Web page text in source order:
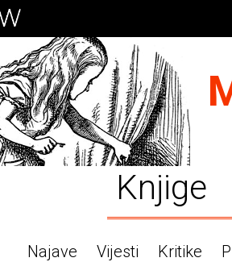
Knjige
Najave Vijesti Kritike